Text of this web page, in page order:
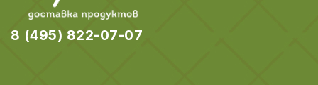
8 (495) 822-07-07